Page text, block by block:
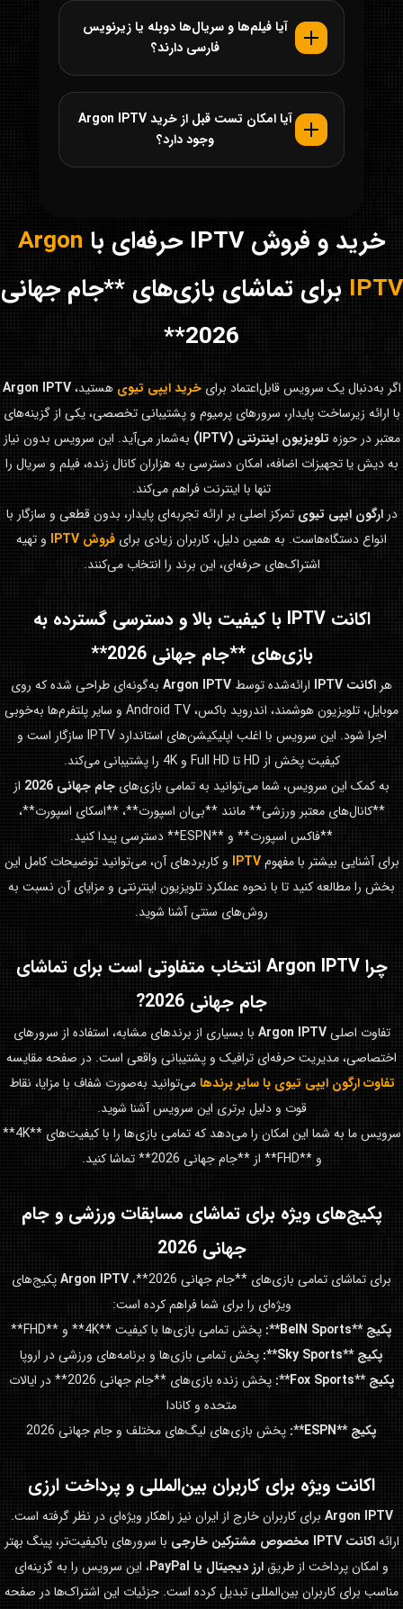
آیا فیلم‌ها و سریال‌ها دوبله یا زیرنویس
فارسی دارند؟
آیا امکان تست قبل از خرید Argon IPTV
وجود دارد؟
خرید و فروش IPTV حرفه‌ای با
Argon
IPTV برای تماشای بازی‌های **جام جهانی
2026**
اگر به‌دنبال یک سرویس قابل‌اعتماد برایخرید ایپی تیوی هستید،Argon IPTV
با ارائه زیرساخت پایدار، سرورهای پرمیوم و پشتیبانی تخصصی، یکی از گزینه‌های
معتبر در حوزه تلویزیون اینترنتی (IPTV)
به‌شمار می‌آید. این سرویس بدون نیاز
به دیش یا تجهیزات اضافه، امکان دسترسی به هزاران کانال زنده، فیلم و سریال را
تنها با اینترنت فراهم می‌کند.
درارگون ایپی تیوی تمرکز اصلی بر ارائه تجربه‌ای پایدار، بدون قطعی و سازگار با
انواع دستگاه‌هاست. به همین دلیل، کاربران زیادی برای فروش IPTV
و تهیه
اشتراک‌های حرفه‌ای، این برند را انتخاب می‌کنند.
اکانت IPTV با کیفیت بالا و دسترسی گسترده به
بازی‌های **جام جهانی 2026**
هر اکانت IPTV ارائه‌شده توسط Argon IPTV به‌گونه‌ای طراحی شده که روی
موبایل، تلویزیون هوشمند، اندروید باکس، Android TV و سایر پلتفرم‌ها به‌خوبی
اجرا شود. این سرویس با اغلب اپلیکیشن‌های استاندارد IPTV سازگار است و
کیفیت پخش از HD تا Full HD و 4K را پشتیبانی می‌کند.
به کمک این سرویس، شما می‌توانید به تمامی بازی‌های جام جهانی 2026
از
**کانال‌های معتبر ورزشی** مانند **بی‌ان اسپورت**، **اسکای اسپورت**،
**فاکس اسپورت** و **ESPN** دسترسی پیدا کنید.
برای آشنایی بیشتر با مفهومIPTV و کاربردهای آن، می‌توانید توضیحات کامل این
بخش را مطالعه کنید تا با نحوه عملکرد تلویزیون اینترنتی و مزایای آن نسبت به
روش‌های سنتی آشنا شوید.
چراArgon IPTV انتخاب متفاوتی است برای تماشای
جام جهانی 2026
?
تفاوت اصلیArgon IPTV با بسیاری از برندهای مشابه، استفاده از سرورهای
اختصاصی، مدیریت حرفه‌ای ترافیک و پشتیبانی واقعی است. در صفحه مقایسه
تفاوت ارگون ایپی تیوی با سایر برندها می‌توانید به‌صورت شفاف با مزایا، نقاط
قوت و دلیل برتری این سرویس آشنا شوید.
سرویس ما به شما این امکان را می‌دهد که تمامی بازی‌ها را با کیفیت‌های **4K**
و **FHD** از **جام جهانی 2026** تماشا کنید.
پکیج‌های ویژه برای تماشای مسابقات ورزشی وجام
جهانی 2026
برای تماشای تمامی بازی‌های **جام جهانی 2026**، Argon IPTVپکیج‌های
ویژه‌ای را برای شما فراهم کرده است:
پکیج **BeIN Sports**:
پخش تمامی بازی‌ها با کیفیت **4K** و **FHD**
پکیج **Sky Sports**:
پخش تمامی بازی‌ها و برنامه‌های ورزشی در اروپا
پکیج **Fox Sports**:
پخش زنده بازی‌های **جام جهانی 2026** در ایالات
متحده و کانادا
پکیج **ESPN**:
پخش بازی‌های لیگ‌های مختلف و جام جهانی 2026
اکانت ویژه برای کاربران بین‌المللی و پرداخت ارزی
Argon IPTV برای کاربران خارج از ایران نیز راهکار ویژه‌ای در نظر گرفته است.
ارائهاکانت IPTV مخصوص مشترکین خارجی
با سرورهای باکیفیت‌تر، پینگ بهتر
و امکان پرداخت از طریق ارز دیجیتال یا PayPal
، این سرویس را به گزینه‌ای
مناسب برای کاربران بین‌المللی تبدیل کرده است. جزئیات این اشتراک‌ها در صفحه